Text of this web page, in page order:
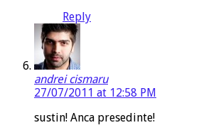
Reply
andrei cismaru
27/07/2011 at 12:58 PM
sustin! Anca presedinte!